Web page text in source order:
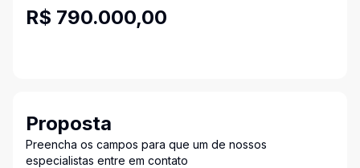
R$ 790.000,00
Proposta
Preencha os campos para que um de nossos
especialistas entre em contato